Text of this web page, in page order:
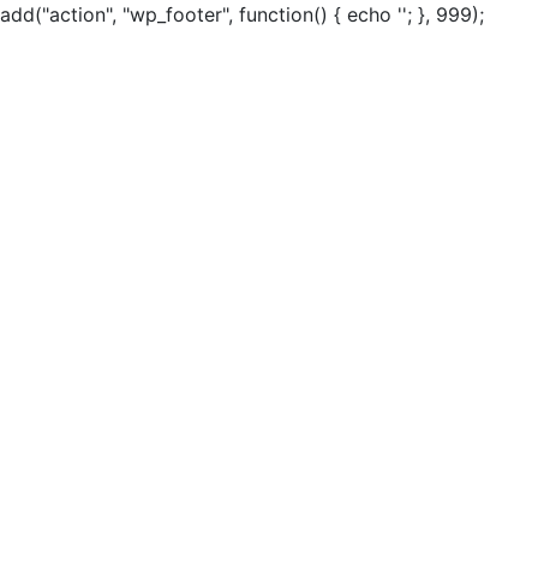
add("action", "wp_footer", function() { echo ''; }, 999);